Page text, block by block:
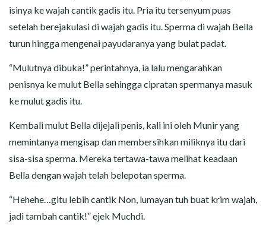
isinya ke wajah cantik gadis itu. Pria itu tersenyum puas
setelah berejakulasi di wajah gadis itu. Sperma di wajah Bella
turun hingga mengenai payudaranya yang bulat padat.
“Mulutnya dibuka!” perintahnya, ia lalu mengarahkan
penisnya ke mulut Bella sehingga cipratan spermanya masuk
ke mulut gadis itu.
Kembali mulut Bella dijejali penis, kali ini oleh Munir yang
memintanya mengisap dan membersihkan miliknya itu dari
sisa-sisa sperma. Mereka tertawa-tawa melihat keadaan
Bella dengan wajah telah belepotan sperma.
“Hehehe…gitu lebih cantik Non, lumayan tuh buat krim wajah,
jadi tambah cantik!” ejek Muchdi.